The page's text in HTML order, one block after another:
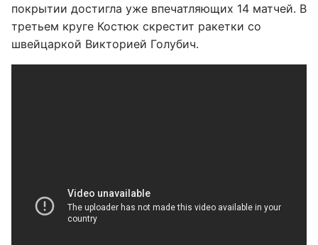
покрытии достигла уже впечатляющих 14 матчей. В
третьем круге Костюк скрестит ракетки со
швейцаркой Викторией Голубич.